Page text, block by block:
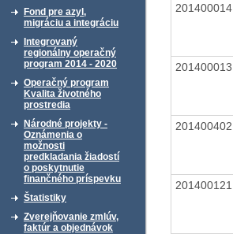
Fond pre azyl,
migráciu a integráciu
Integrovaný
regionálny operačný
program 2014 - 2020
Operačný program
Kvalita životného
prostredia
Národné projekty -
Oznámenia o
možnosti
predkladania žiadostí
o poskytnutie
finančného príspevku
Štatistiky
Zverejňovanie zmlúv,
faktúr a objednávok
201400014
201400013
201400402
201400121